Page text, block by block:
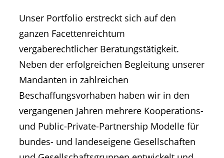
Unser Portfolio erstreckt sich auf den
ganzen Facettenreichtum
vergaberechtlicher Beratungstätigkeit.
Neben der erfolgreichen Begleitung unserer
Mandanten in zahlreichen
Beschaffungsvorhaben haben wir in den
vergangenen Jahren mehrere Kooperations-
und Public-Private-Partnership Modelle für
bundes- und landeseigene Gesellschaften